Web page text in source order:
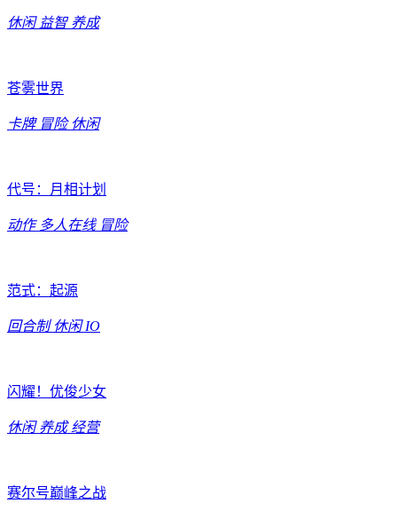
休闲 益智 养成
苍雾世界
卡牌 冒险 休闲
代号：月相计划
动作 多人在线 冒险
范式：起源
回合制 休闲 IO
闪耀！优俊少女
休闲 养成 经营
赛尔号巅峰之战